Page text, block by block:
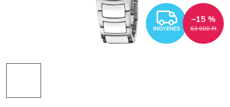
INGYENES 63 000 Ft
–15 %